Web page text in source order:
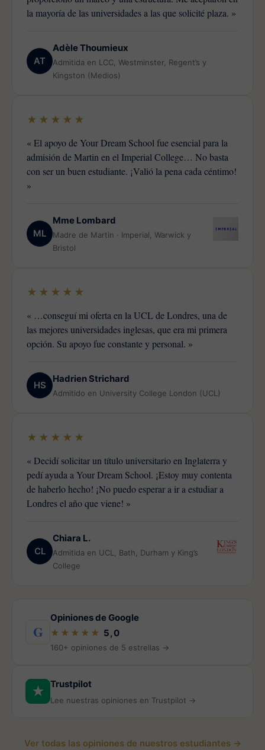
la mayoría de las universidades a las que solicité plaza. »
AT
Adèle Thoumieux
Admitida en LCC, Westminster, Regent’s y
Kingston (Medios)
★★★★★
« El apoyo de Your Dream School fue esencial para la
admisión de Martin en el Imperial College… No basta
con ser un buen estudiante. ¡Valió la pena cada céntimo!
»
ML
Mme Lombard
Madre de Martin · Imperial, Warwick y
Bristol
★★★★★
« …conseguí mi oferta en la UCL de Londres, una de
las mejores universidades inglesas, que era mi primera
opción. Su apoyo fue constante y personal. »
HS
Hadrien Strichard
Admitido en University College London (UCL)
★★★★★
« Decidí solicitar un título universitario en Inglaterra y
pedí ayuda a Your Dream School. ¡Estoy muy contenta
de haberlo hecho! ¡No puedo esperar a ir a estudiar a
Londres el año que viene! »
CL
Chiara L.
Admitida en UCL, Bath, Durham y King’s
College
G
Opiniones de Google
★★★★★ 5,0
160+ opiniones de 5 estrellas →
★ Trustpilot
Lee nuestras opiniones en Trustpilot →
Ver todas las opiniones de nuestros estudiantes →